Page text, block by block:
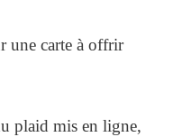
une carte à offrir
plaid mis en ligne,